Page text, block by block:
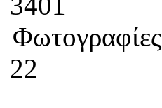
Φωτογραφίες
22